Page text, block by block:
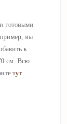
готовыми
вы
к
см. Всю
тут.